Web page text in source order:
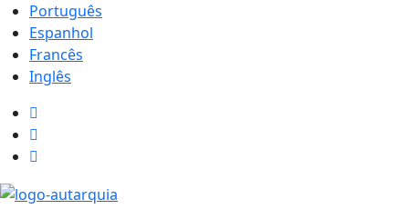
Português
Espanhol
Francês
Inglês